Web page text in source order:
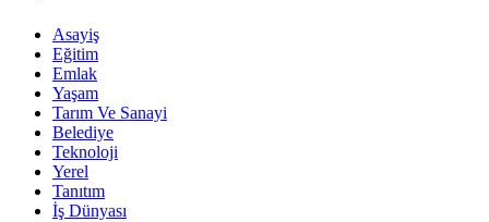
Asayiş
Eğitim
Emlak
Yaşam
Tarım Ve Sanayi
Belediye
Teknoloji
Yerel
Tanıtım
İş Dünyası